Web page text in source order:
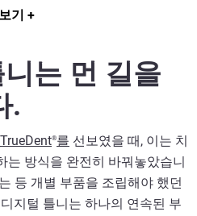
털 혁신 관리자입니다.
기
는 먼 길을
.
TrueDent®를 선보였을 때, 이는 치
는 방식을 완전히 바꿔놓았습니
등 개별 부품을 조립해야 했던
지털 틀니는 하나의 연속된 부